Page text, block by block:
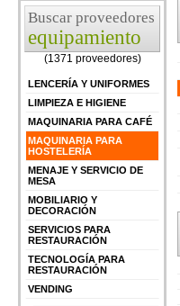
Buscar proveedores
equipamiento
(1371 proveedores)
LENCERÍA Y UNIFORMES
LIMPIEZA E HIGIENE
MAQUINARIA PARA CAFÉ
MAQUINARIA PARA
HOSTELERÍA
MENAJE Y SERVICIO DE
MESA
MOBILIARIO Y
DECORACIÓN
SERVICIOS PARA
RESTAURACIÓN
TECNOLOGÍA PARA
RESTAURACIÓN
VENDING